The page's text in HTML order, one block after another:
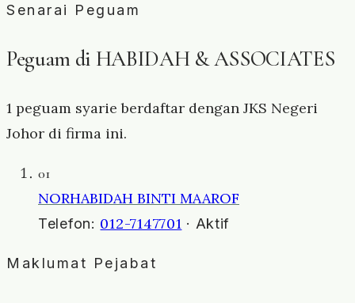
Senarai Peguam
Peguam di HABIDAH & ASSOCIATES
1 peguam syarie berdaftar dengan JKS Negeri
Johor di firma ini.
01
NORHABIDAH BINTI MAAROF
Telefon: 012-7147701 · Aktif
Maklumat Pejabat